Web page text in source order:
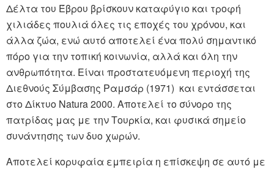
Δέλτα του Έβρου βρίσκουν καταφύγιο και τροφή
χιλιάδες πουλιά όλες τις εποχές του χρόνου, και
άλλα ζώα, ενώ αυτό αποτελεί ένα πολύ σημαντικό
πόρο για την τοπική κοινωνία, αλλά και όλη την
ανθρωπότητα. Είναι προστατευόμενη περιοχή της
Διεθνούς Σύμβασης Ραμσάρ (1971) και εντάσσεται
στο Δίκτυο Natura 2000. Αποτελεί το σύνορο της
πατρίδας μας με την Τουρκία, και φυσικά σημείο
συνάντησης των δυο χωρών.
Αποτελεί κορυφαία εμπειρία η επίσκεψη σε αυτό με